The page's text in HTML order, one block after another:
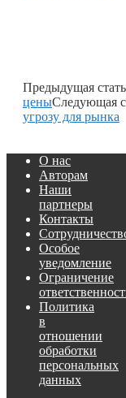
Предыдущая
ценыСледующая
угрозу для рынка
О нас
Авторам
Наши
партнеры
Контакты
Особое
уведомление
Ограничение
Политика
в
отношении
обработки
персональных
данных